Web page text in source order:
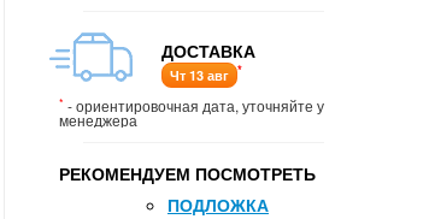
ДОСТАВКА
Чт 13 авг *
* - ориентировочная дата, уточняйте у
менеджера
РЕКОМЕНДУЕМ ПОСМОТРЕТЬ
ПОДЛОЖКА